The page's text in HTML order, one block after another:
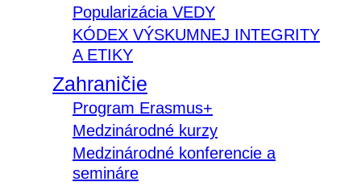
Popularizácia VEDY
KÓDEX VÝSKUMNEJ INTEGRITY
A ETIKY
Zahraničie
Program Erasmus+
Medzinárodné kurzy
Medzinárodné konferencie a
semináre